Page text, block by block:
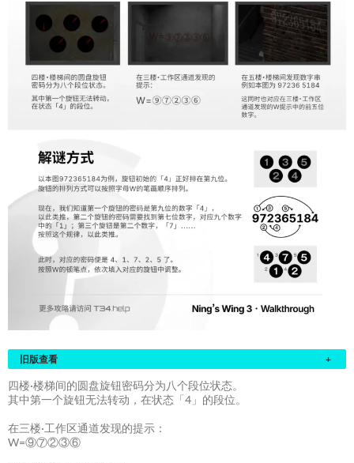
旧版查看 +
四楼·楼梯间的圆盘旋钮密码分为八个段位状态。
其中第一个旋钮无法转动，在状态「4」的段位。
在三楼·工作区通道发现的提示：
W=⑨⑦②③⑥